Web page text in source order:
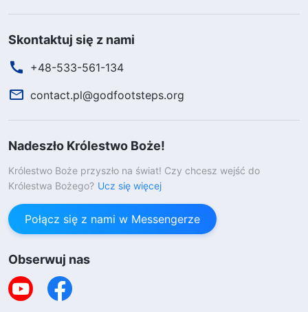
Skontaktuj się z nami
+48-533-561-134
contact.pl@godfootsteps.org
Nadeszło Królestwo Boże!
Królestwo Boże przyszło na świat! Czy chcesz wejść do
Królestwa Bożego? Ucz się więcej
Połącz się z nami w Messengerze
Obserwuj nas